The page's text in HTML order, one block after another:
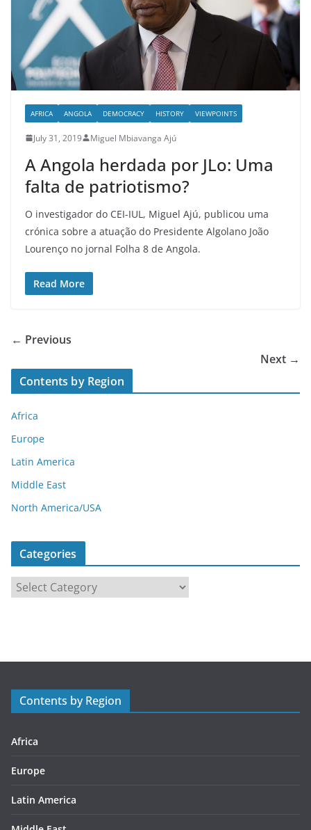
AFRICA ANGOLA DEMOCRACY HISTORY VIEWPOINTS
July 31, 2019 Miguel Mbiavanga Ajú
A Angola herdada por JLo: Uma
falta de patriotismo?
O investigador do CEI-IUL, Miguel Ajú, publicou uma
crónica sobre a atuação do Presidente Algolano João
Lourenço no jornal Folha 8 de Angola.
Read More
← Previous
Next →
Contents by Region
Africa
Europe
Latin America
Middle East
North America/USA
Categories
a
r
s
Contents by Region
Africa
Europe
Latin America